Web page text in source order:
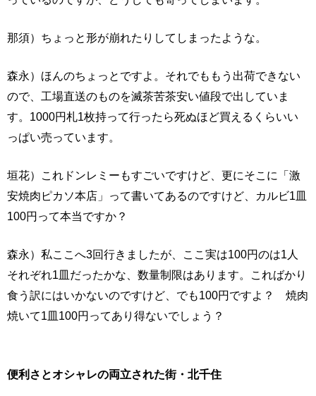
那須）ちょっと形が崩れたりしてしまったような。
森永）ほんのちょっとですよ。それでももう出荷できない
ので、工場直送のものを滅茶苦茶安い値段で出していま
す。1000円札1枚持って行ったら死ぬほど買えるくらいい
っぱい売っています。
垣花）これドンレミーもすごいですけど、更にそこに「激
安焼肉ピカソ本店」って書いてあるのですけど、カルビ1皿
100円って本当ですか？
森永）私ここへ3回行きましたが、ここ実は100円のは1人
それぞれ1皿だったかな、数量制限はあります。こればかり
食う訳にはいかないのですけど、でも100円ですよ？ 焼肉
焼いて1皿100円ってあり得ないでしょう？
便利さとオシャレの両立された街・北千住